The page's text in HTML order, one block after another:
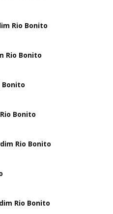
Rio Bonito
Rio Bonito
Bonito
Bonito
Rio Bonito
Rio Bonito